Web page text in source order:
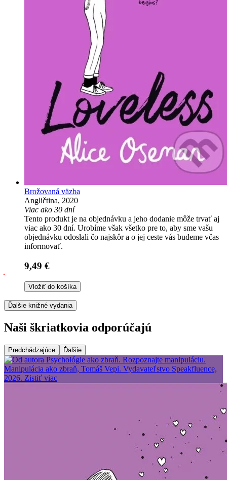
Brožovaná väzba
Angličtina, 2020
Viac ako 30 dní
Tento produkt je na objednávku a jeho dodanie môže trvať aj
viac ako 30 dní. Urobíme však všetko pre to, aby sme vašu
objednávku odoslali čo najskôr a o jej ceste vás budeme včas
informovať.
9,49 €
Vložiť do košíka
Ďalšie knižné vydania
Naši škriatkovia odporúčajú
Predchádzajúce Ďalšie